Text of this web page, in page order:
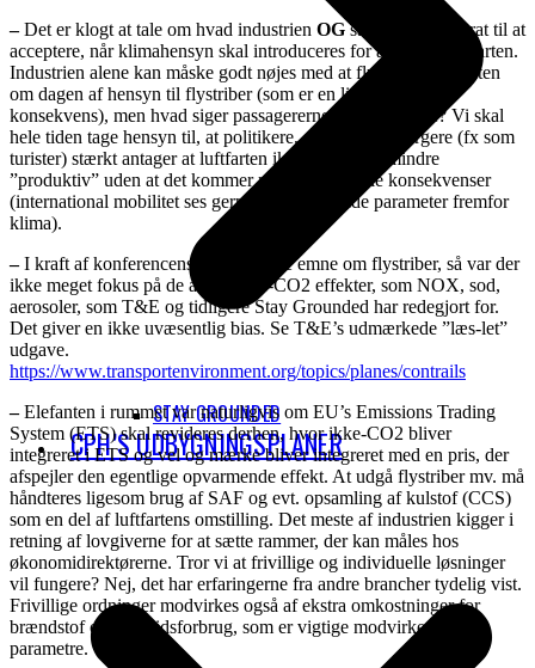
STAY GROUNDED
CPH’S UDBYGNINGSPLANER
–Det er klogt at tale om hvad industrien OGsamfundet er parat til at
acceptere, når klimahensyn skal introduceres for alvor for luftfarten.
Industrien alene kan måske godt nøjes med at flyve over Atlanten
om dagen af hensyn til flystriber (som er en lidt overdrevet
konsekvens), men hvad siger passagererne og politikerne? Vi skal
hele tiden tage hensyn til, at politikere, erhvervsliv, borgere (fx som
turister) stærkt antager at luftfarten ikke kan gøres mindre
”produktiv” uden at det kommer med uacceptable konsekvenser
(international mobilitet ses gerne som afgørende parameter fremfor
klima).
–I kraft af konferencens overordnede emne om flystriber, så var der
ikke meget fokus på de andre ikke-CO2 effekter, som NOX, sod,
aerosoler, som T&E og tidligere Stay Grounded har redegjort for.
Det giver en ikke uvæsentlig bias. Se T&E’s udmærkede ”læs-let”
udgave.
https://www.transportenvironment.org/topics/planes/contrails
–Elefanten i rummet var naturligvis om EU’s Emissions Trading
System (ETS) skal revideres derhen, hvor ikke-CO2 bliver
integreret i ETS og vel og mærke bliver integreret med en pris, der
afspejler den egentlige opvarmende effekt. At udgå flystriber mv. må
håndteres ligesom brug af SAF og evt. opsamling af kulstof (CCS)
som en del af luftfartens omstilling. Det meste af industrien kigger i
retning af lovgiverne for at sætte rammer, der kan måles hos
økonomidirektørerne. Tror vi at frivillige og individuelle løsninger
vil fungere? Nej, det har erfaringerne fra andre brancher tydelig vist.
Frivillige ordninger modvirkes også af ekstra omkostninger for
brændstof og øget tidsforbrug, som er vigtige modvirkende
parametre.